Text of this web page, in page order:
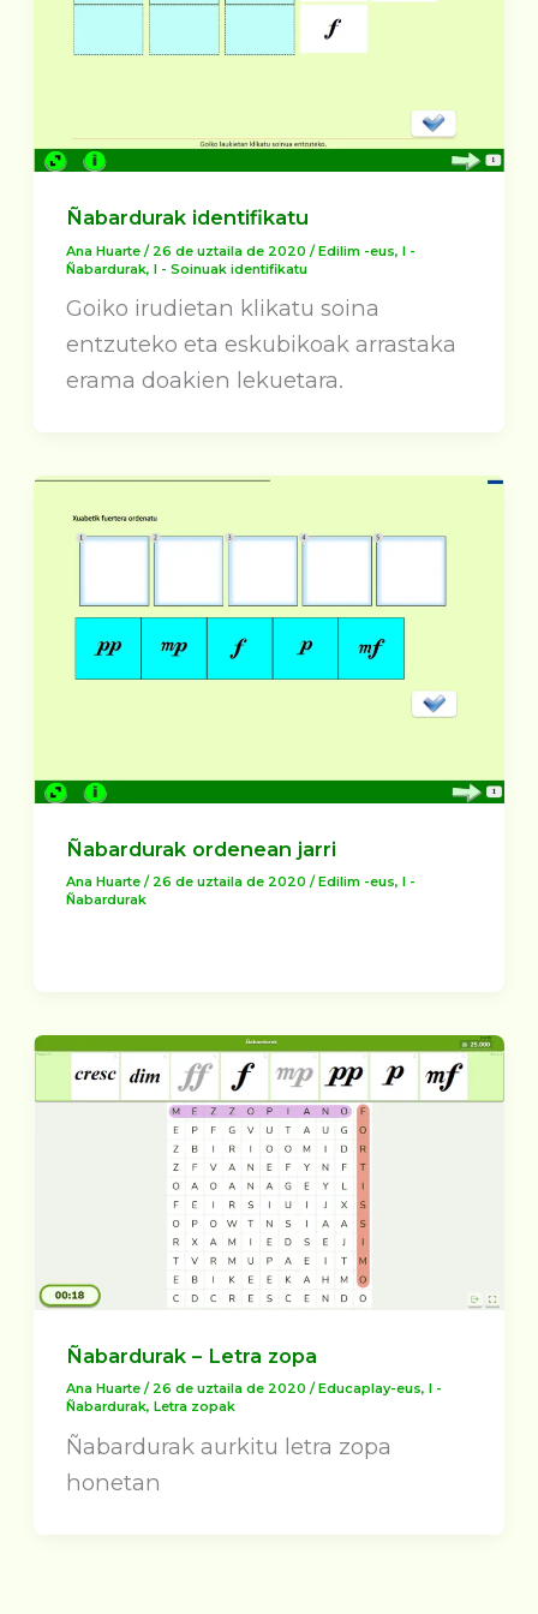
Ñabardurak identifikatu
Ana Huarte/ 26 de uztaila de 2020/Edilim -eus,I -
Ñabardurak,I - Soinuak identifikatu
Goiko irudietan klikatu soina
entzuteko eta eskubikoak arrastaka
erama doakien lekuetara.
Ñabardurak ordenean jarri
Ana Huarte/ 26 de uztaila de 2020/Edilim -eus,I -
Ñabardurak
Ñabardurak – Letra zopa
Ana Huarte/ 26 de uztaila de 2020/Educaplay-eus,I -
Ñabardurak,Letra zopak
Ñabardurak aurkitu letra zopa
honetan